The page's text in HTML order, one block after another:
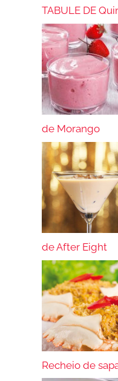
TABULE DE
de Morango
de After Eight
Recheio de